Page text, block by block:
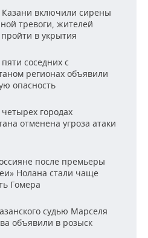
Казани включили сирены
тревоги, жителей
в укрытия
соседних с
регионах объявили
опасность
городах
отменена угроза атаки
после премьеры
Нолана стали чаще
Гомера
судью Марселя
объявили в розыск